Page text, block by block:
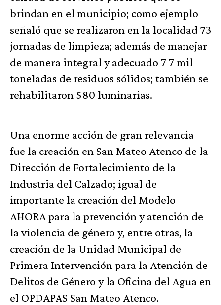
brindan en el municipio; como ejemplo
señaló que se realizaron en la localidad 73
jornadas de limpieza; además de manejar
de manera integral y adecuado 7 7 mil
toneladas de residuos sólidos; también se
rehabilitaron 580 luminarias.
Una enorme acción de gran relevancia
fue la creación en San Mateo Atenco de la
Dirección de Fortalecimiento de la
Industria del Calzado; igual de
importante la creación del Modelo
AHORA para la prevención y atención de
la violencia de género y, entre otras, la
creación de la Unidad Municipal de
Primera Intervención para la Atención de
Delitos de Género y la Oficina del Agua en
el OPDAPAS San Mateo Atenco.